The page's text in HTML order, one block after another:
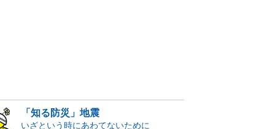
「知る防災」地震
いざという時にあわてないために